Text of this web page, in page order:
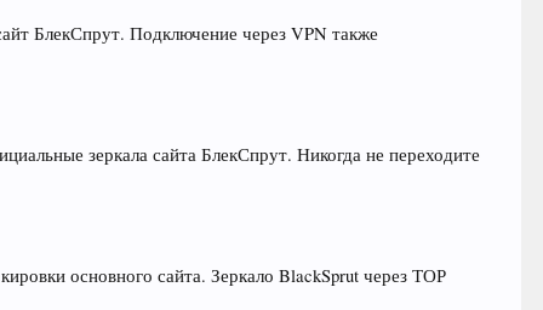
БлекСпрут. Подключение через VPN также
зеркала сайта БлекСпрут. Никогда не переходите
основного сайта. Зеркало BlackSprut через ТОР